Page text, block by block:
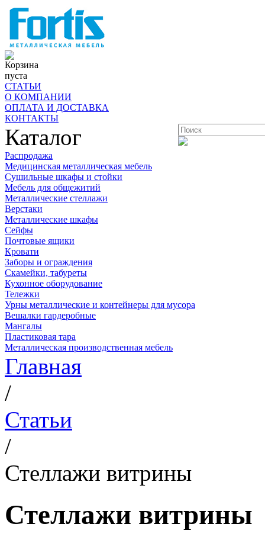
Корзина
пуста
СТАТЬИ
О КОМПАНИИ
ОПЛАТА И ДОСТАВКА
КОНТАКТЫ
Каталог
Распродажа
Медицинская металлическая мебель
Сушильные шкафы и стойки
Мебель для общежитий
Металлические стеллажи
Верстаки
Металлические шкафы
Сейфы
Почтовые ящики
Кровати
Заборы и ограждения
Скамейки, табуреты
Кухонное оборудование
Тележки
Урны металлические и контейнеры для мусора
Вешалки гардеробные
Мангалы
Пластиковая тара
Металлическая производственная мебель
Главная
/
Статьи
/
Стеллажи витрины
Стеллажи витрины